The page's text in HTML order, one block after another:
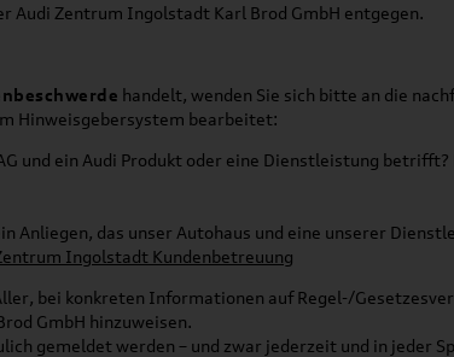
Audi Zentrum Ingolstadt Karl Brod GmbH entgegen.
handelt, wenden Sie sich bitte an die
Hinweisgebersystem bearbeitet:
und ein Audi Produkt oder eine Dienstleistung betrifft?
Anliegen, das unser Autohaus und eine unserer
Ingolstadt Kundenbetreuung
bei konkreten Informationen auf Regel-/
GmbH hinzuweisen.
gemeldet werden – und zwar jederzeit und in jeder